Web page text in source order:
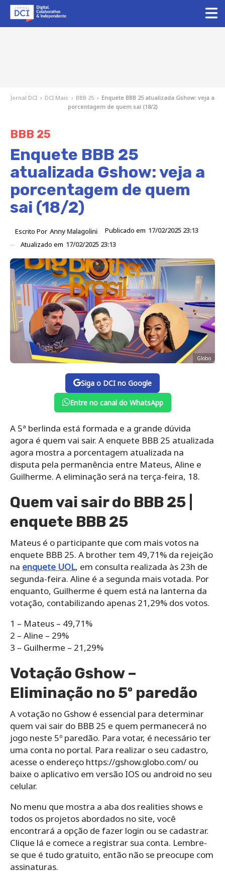
Jornal DCI › DCI Mais › BBB 25 › Enquete BBB 25 atualizada Gshow: veja a
porcentagem de quem sai (18/2)
BBB 25
Enquete BBB 25
atualizada Gshow: veja a
porcentagem de quem
sai (18/2)
Escrito Por Anny Malagolini Publicado em 17/02/2025 23:13
Atualizado em 17/02/2025 23:13
Globo
Siga o DCI no Google
Entre no canal do WhatsApp
A 5ª berlinda está formada e a grande dúvida
agora é quem vai sair. A enquete BBB 25 atualizada
agora mostra a porcentagem atualizada na
disputa pela permanência entre Mateus, Aline e
Guilherme. A eliminação será na terça-feira, 18.
Quem vai sair do BBB 25 |
enquete BBB 25
Mateus é o participante que com mais votos na
enquete BBB 25. A brother tem 49,71% da rejeição
na enquete UOL, em consulta realizada às 23h de
segunda-feira. Aline é a segunda mais votada. Por
enquanto, Guilherme é quem está na lanterna da
votação, contabilizando apenas 21,29% dos votos.
1 – Mateus – 49,71%
2 – Aline – 29%
3 – Guilherme – 21,29%
Votação Gshow –
Eliminação no 5º paredão
A votação no Gshow é essencial para determinar
quem vai sair do BBB 25 e quem permanecerá no
jogo neste 5º paredão. Para votar, é necessário ter
uma conta no portal. Para realizar o seu cadastro,
acesse o endereço https://gshow.globo.com/ ou
baixe o aplicativo em versão IOS ou android no seu
celular.
No menu que mostra a aba dos realities shows e
todos os projetos abordados no site, você
encontrará a opção de fazer login ou se cadastrar.
Clique lá e comece a registrar sua conta. Lembre-
se que é tudo gratuito, então não se preocupe com
assinaturas.